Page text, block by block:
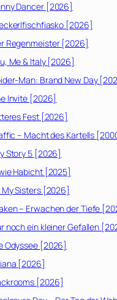
Dancer [2026]
[2026]
Regenmeister [2026]
Me & Italy [2026]
Man: Brand New Day
Invite [2026]
Fest [2026]
– Macht des Kartells
Story 5 [2026]
Habicht [2025]
My Sisters [2026]
– Erwachen der Tiefe
noch ein kleiner Gefallen
Odyssee [2026]
[2026]
[2026]